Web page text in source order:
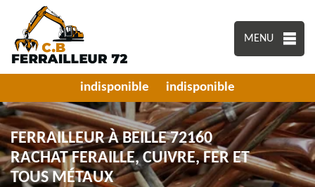
MENU
indisponible indisponible
FERRAILLEUR À BEILLE 72160
RACHAT FERAILLE, CUIVRE, FER ET
TOUS MÉTAUX